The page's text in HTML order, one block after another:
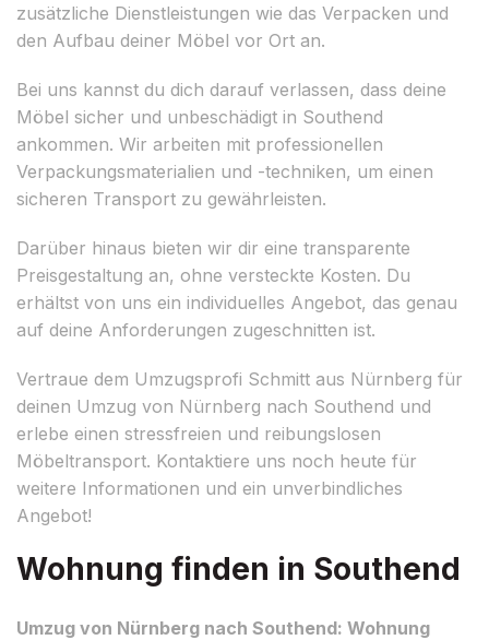
zusätzliche Dienstleistungen wie das Verpacken und
den Aufbau deiner Möbel vor Ort an.
Bei uns kannst du dich darauf verlassen, dass deine
Möbel sicher und unbeschädigt in Southend
ankommen. Wir arbeiten mit professionellen
Verpackungsmaterialien und -techniken, um einen
sicheren Transport zu gewährleisten.
Darüber hinaus bieten wir dir eine transparente
Preisgestaltung an, ohne versteckte Kosten. Du
erhältst von uns ein individuelles Angebot, das genau
auf deine Anforderungen zugeschnitten ist.
Vertraue dem Umzugsprofi Schmitt aus Nürnberg für
deinen Umzug von Nürnberg nach Southend und
erlebe einen stressfreien und reibungslosen
Möbeltransport. Kontaktiere uns noch heute für
weitere Informationen und ein unverbindliches
Angebot!
Wohnung finden in Southend
Umzug von Nürnberg nach Southend: Wohnung